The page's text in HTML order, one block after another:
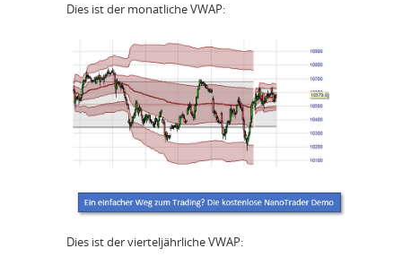
Dies ist der monatliche VWAP:
Dies ist der vierteljährliche VWAP: